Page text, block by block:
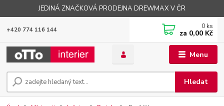
JEDINÁ ZNAČKOVÁ PRODEJNA DREWMAX V ČR
Menu
Hledat
+420 774 116 144 0 ks
za 0,00 Kč